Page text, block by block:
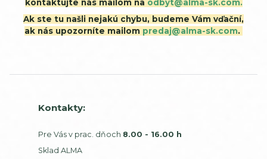
kontaktujte nás mailom na odbyt@alma-sk.com.
Ak ste tu našli nejakú chybu, budeme Vám vďační,
ak nás upozorníte mailom predaj@alma-sk.com.
Kontakty:
Pre Vás v prac. dňoch 8.00 - 16.00 h
Sklad ALMA